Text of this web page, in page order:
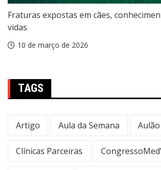
Fraturas expostas em cães,
vidas
10 de março de 2026
TAGS
Artigo Aula da Semana
Clínicas Parceiras